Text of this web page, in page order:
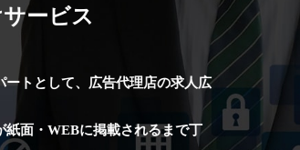
ービス
トとして、広告代理店の求人広
紙面・WEBに掲載されるまで丁